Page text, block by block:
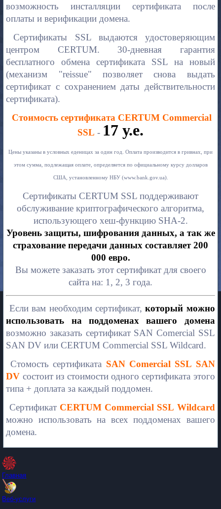
возможность инсталляции сертификата после
оплаты и верификации домена.
Сертификаты SSL выдаются удостоверяющим
центром CERTUM. 30-дневная гарантия
бесплатного обмена сертификата SSL на новый
(механизм "reissue" позволяет снова выдать
сертификат с сохранением даты действительности
сертификата).
Стоимость сертификата CERTUM Commercial
SSL - 17 у.е.
Цены указаны в условных еденицах за один год. Оплата производится в гривнах, при
этом сумма, подлежащая оплате, определяется по официальному курсу долларов
США, установленному НБУ (www.bank.gov.ua).
Сертификаты CERTUM SSL поддерживают
обслуживание криптографического алгоритма,
использующего хеш-функцию SHA-2.
Уровень защиты, шифрования данных, а так же
страхование передачи данных составляет 200
000 евро.
Вы можете заказать этот сертификат для своего
сайта на: 1, 2, 3 года.
Если вам необходим сертификат,который можно
использовать на поддоменах вашего домена
возможно заказать сертификат SAN Comercial SSL
SAN DV или CERTUM Commercial SSL Wildcard.
Стомость сертификата SAN Comercial SSL SAN
DV состоит из стоимости одного сертификата этого
типа + доплата за каждый поддомен.
Сертификат CERTUM Commercial SSL Wildcard
можно использовать на всех поддоменах вашего
домена.
Главная
Веб-услуги